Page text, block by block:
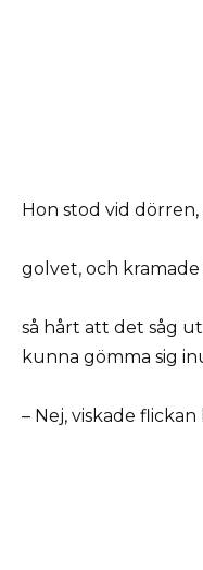
Hon stod vid
golvet, och
så hårt att det såg
kunna gömma sig
– Nej, viskade